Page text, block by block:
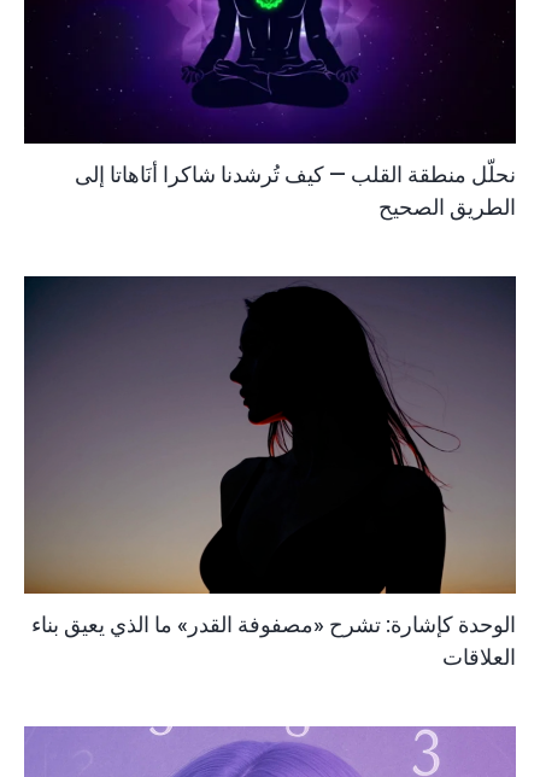
نحلّل منطقة القلب — كيف تُرشدنا شاكرا أنَاهاتا إلى
الطريق الصحيح
الوحدة كإشارة: تشرح «مصفوفة القدر» ما الذي يعيق بناء
العلاقات